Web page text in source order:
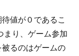
値が０であるこ
まり、ゲーム参加
るのはゲームの